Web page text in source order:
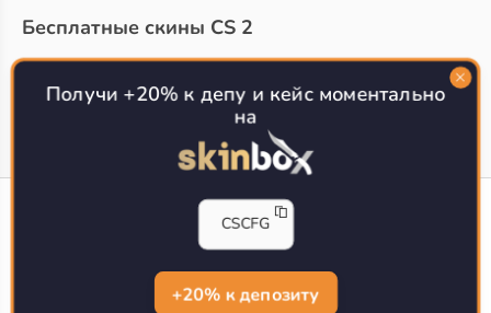
Бесплатные скины CS 2
Топ сайтов с халявой КС 2
О проекте
CS-CONFIG.com © 2020-2026 г.
Политика конфиденциальности
Получи +20% к депу и кейс моментально
на
CSCFG
+20% к депозиту